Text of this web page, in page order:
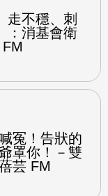
走不穩、刺
：消基會衛
冤！告狀的
罩你！－雙
芸 FM